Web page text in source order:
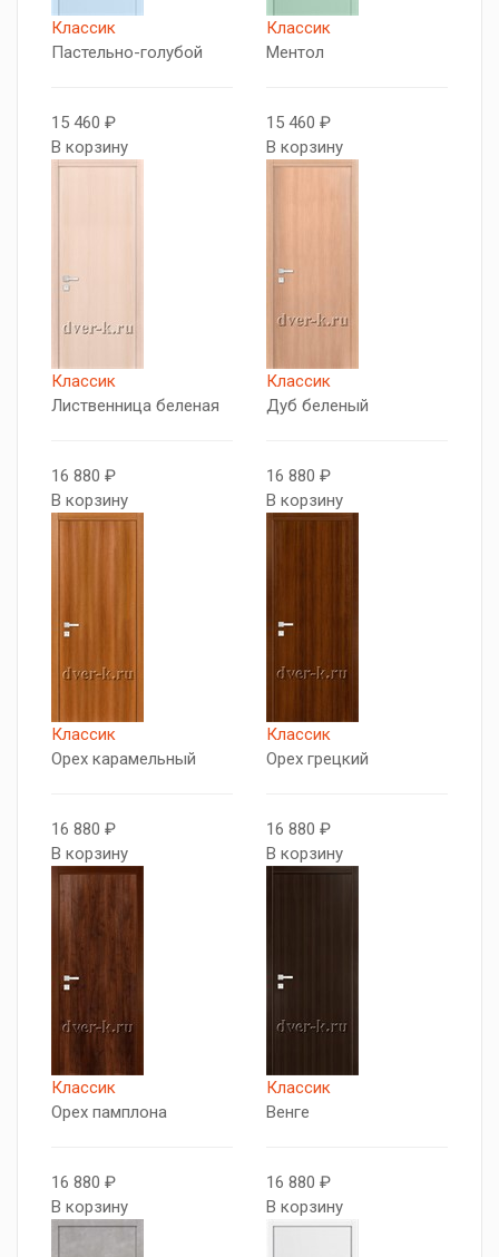
Классик
Пастельно-голубой
15 460 ₽
В корзину
Классик
Ментол
15 460 ₽
В корзину
Классик
Лиственница беленая
16 880 ₽
В корзину
Классик
Дуб беленый
16 880 ₽
В корзину
Классик
Орех карамельный
16 880 ₽
В корзину
Классик
Орех грецкий
16 880 ₽
В корзину
Классик
Орех памплона
16 880 ₽
В корзину
Классик
Венге
16 880 ₽
В корзину